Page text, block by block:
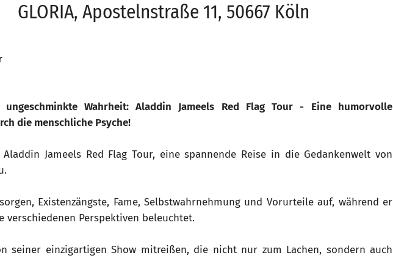
GLORIA, Apostelnstraße 11, 50667 Köln
ungeschminkte Wahrheit: Aladdin Jameels Red Flag Tour - Eine humorvolle
die menschliche Psyche!
Jameels Red Flag Tour, eine spannende Reise in die Gedankenwelt von
Existenzängste, Fame, Selbstwahrnehmung und Vorurteile auf, während er
verschiedenen Perspektiven beleuchtet.
seiner einzigartigen Show mitreißen, die nicht nur zum Lachen, sondern auch